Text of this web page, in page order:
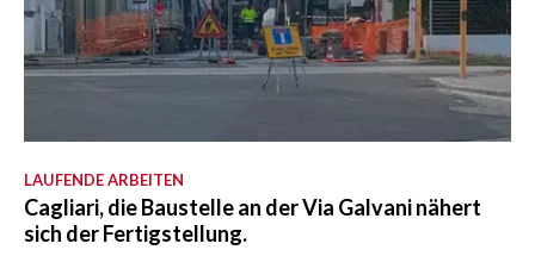
LAUFENDE ARBEITEN
Cagliari, die Baustelle an der Via Galvani nähert
sich der Fertigstellung.